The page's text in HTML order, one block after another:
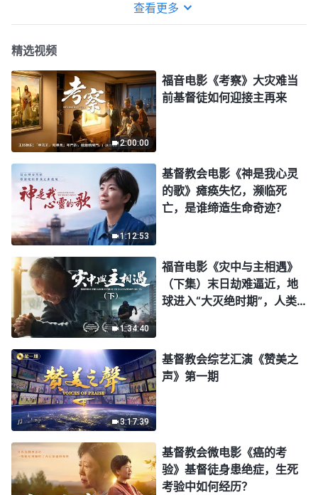
查看更多
精选视频
2:00:00
福音电影《考察》大灾难当
前基督徒如何迎接主再来
1:12:53
基督教会电影《神是我心灵
的歌》瘫痪失忆，濒临死
亡，是谁缔造生命奇迹？
1:34:40
福音电影《灾中与主相遇》
（下集）末日劫难逼近，地
球进入“大灭绝时期”，人类
3:17:39
基督教会综艺汇演《赞美之
声》第一期
基督教会微电影《癌的考
验》基督徒身患绝症，生死
考验中如何经历？